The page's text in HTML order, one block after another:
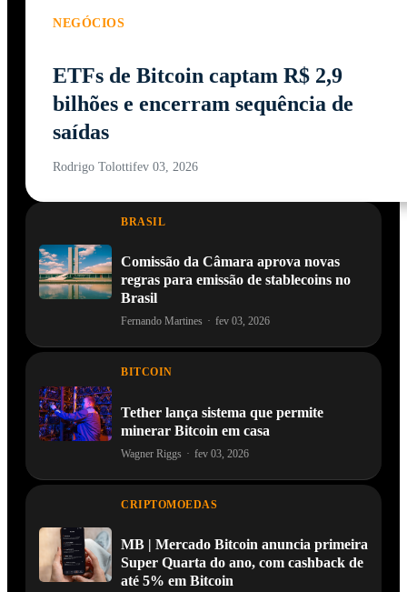
NEGÓCIOS
ETFs de Bitcoin captam R$ 2,9
bilhões e encerram sequência de
saídas
Rodrigo Tolottifev 03, 2026
BRASIL
Comissão da Câmara aprova novas
regras para emissão de stablecoins no
Brasil
Fernando Martines · fev 03, 2026
BITCOIN
Tether lança sistema que permite
minerar Bitcoin em casa
Wagner Riggs · fev 03, 2026
CRIPTOMOEDAS
MB | Mercado Bitcoin anuncia primeira
Super Quarta do ano, com cashback de
até 5% em Bitcoin